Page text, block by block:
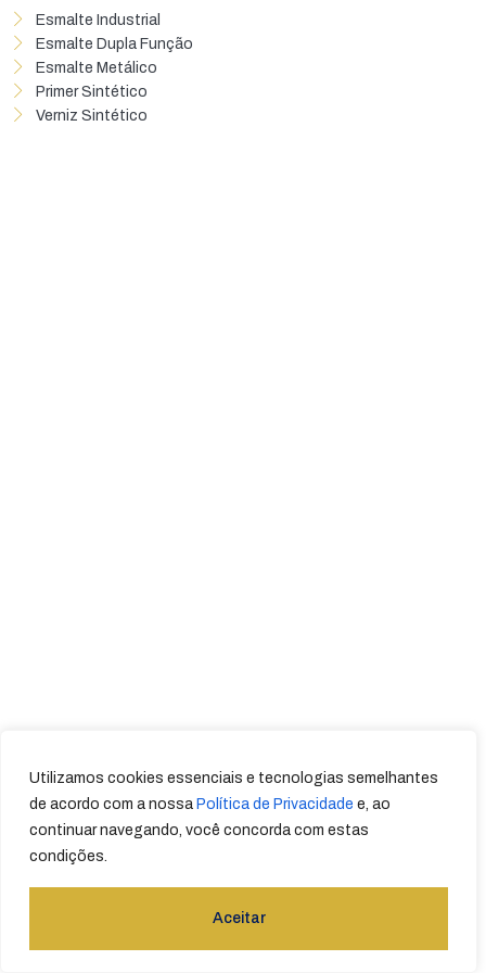
Utilizamos cookies essenciais e tecnologias semelhantes
de acordo com a nossa Política de Privacidade e, ao
continuar navegando, você concorda com estas
condições.
Aceitar
Esmalte Industrial
Esmalte Dupla Função
Esmalte Metálico
Primer Sintético
Verniz Sintético